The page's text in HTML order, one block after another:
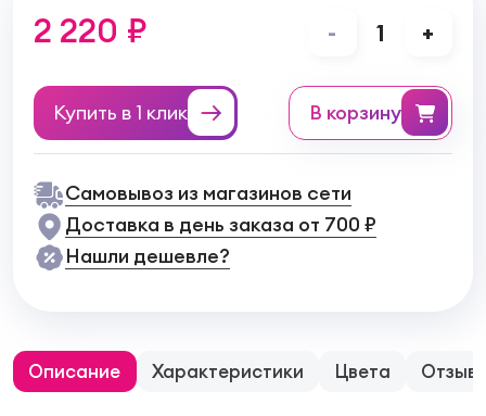
2 220 ₽ - 1 +
Купить в 1 клик в корзину
Самовывоз из магазинов сети
Доставка в день заказа от 700 ₽
Нашли дешевле?
Описание Характеристики Цвета